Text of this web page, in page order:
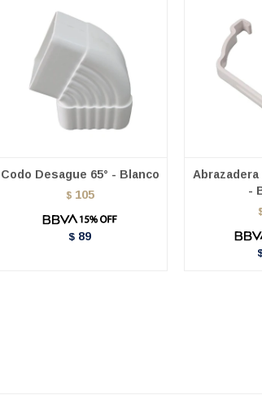
Codo Desague 65° - Blanco
$ 105
$ 89
-